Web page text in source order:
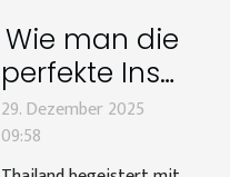
Wie man die
perfekte Insel
in Thailand
für deinen
29. Dezember 2025
09:58